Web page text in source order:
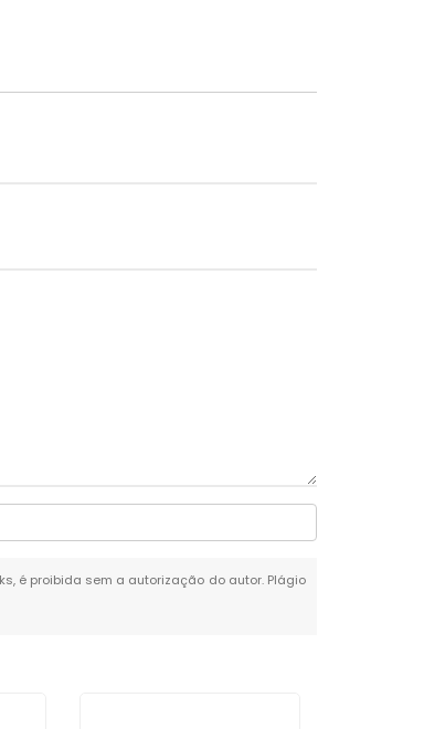
é proibida sem a autorização do autor. Plágio